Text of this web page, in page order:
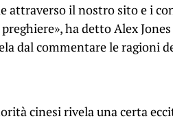
attraverso il nostro sito e i
ha detto Alex
dal commentare le ragioni
cinesi rivela una certa